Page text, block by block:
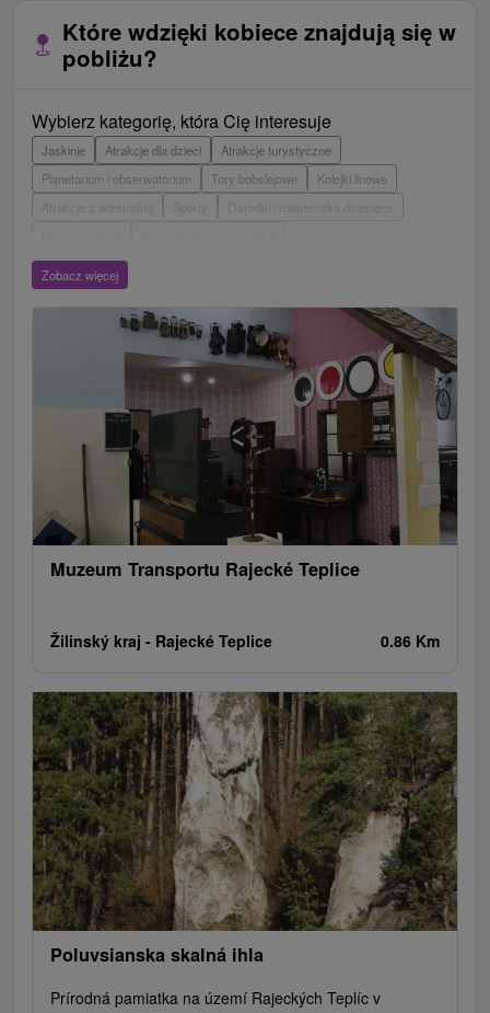
Które wdzięki kobiece znajdują się w
pobliżu?
Wybierz kategorię, która Cię interesuje
Jaskinie Atrakcje dla dzieci
Atrakcje turystyczne
Planetarium i obserwatorium
Tory bobslejowe
Kolejki linowe
Atrakcje z adrenaliną
Wieże obserwacyjne i chodniki
Escaperoom
Ogrody botaniczne
Parki miejskie i zamkowe
Loty widokowe i rejsy wycieczkowe
Tarcze
Jeziora, jeziora, zbiorniki wodne
Zabytki techniki
Pomniki
Kościoły drewniane Teatry
Jazda konna
Túry a turistické chodníky
Zamki Chaty górskie
Miejsca sakralne
Rafting, rafting, rafting
Obiekty architektoniczne
Ośrodek narciarski
Pola golfowe
Tory gokartowe
Amfiteatry i kina w przyrodzie
Szlaki winne
Cyklotrasy
Zobacz więcej
Muzeum Transportu Rajecké Teplice
Žilinský kraj - Rajecké Teplice 0.86 Km
Poluvsianska skalná ihla
Prírodná pamiatka na území Rajeckých Teplíc v